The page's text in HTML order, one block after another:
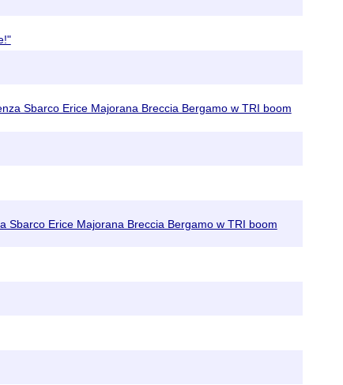
Sbarco Erice Majorana Breccia Bergamo w TRI boom
Sbarco Erice Majorana Breccia Bergamo w TRI boom